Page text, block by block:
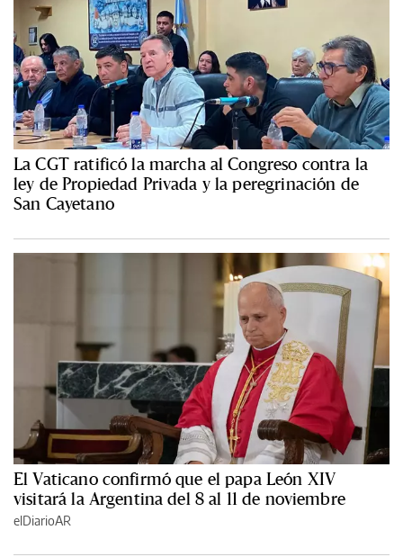
La CGT ratificó la marcha al Congreso contra la
ley de Propiedad Privada y la peregrinación de
San Cayetano
El Vaticano confirmó que el papa León XIV
visitará la Argentina del 8 al 11 de noviembre
elDiarioAR